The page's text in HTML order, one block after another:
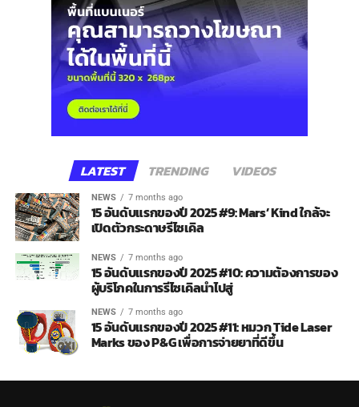
LATEST TRENDING VIDEOS
NEWS 7 months ago
15 อันดับแรกของปี 2025 #9: Mars’ Kind ใกล้จะ
เปิดตัวกระดาษรีไซเคิล
NEWS 7 months ago
15 อันดับแรกของปี 2025 #10: ความต้องการของ
ผู้บริโภคในการรีไซเคิลนำไปสู่
NEWS 7 months ago
15 อันดับแรกของปี 2025 #11: หมวก Tide Laser
Marks ของ P&G เพื่อการจ่ายยาที่ดีขึ้น